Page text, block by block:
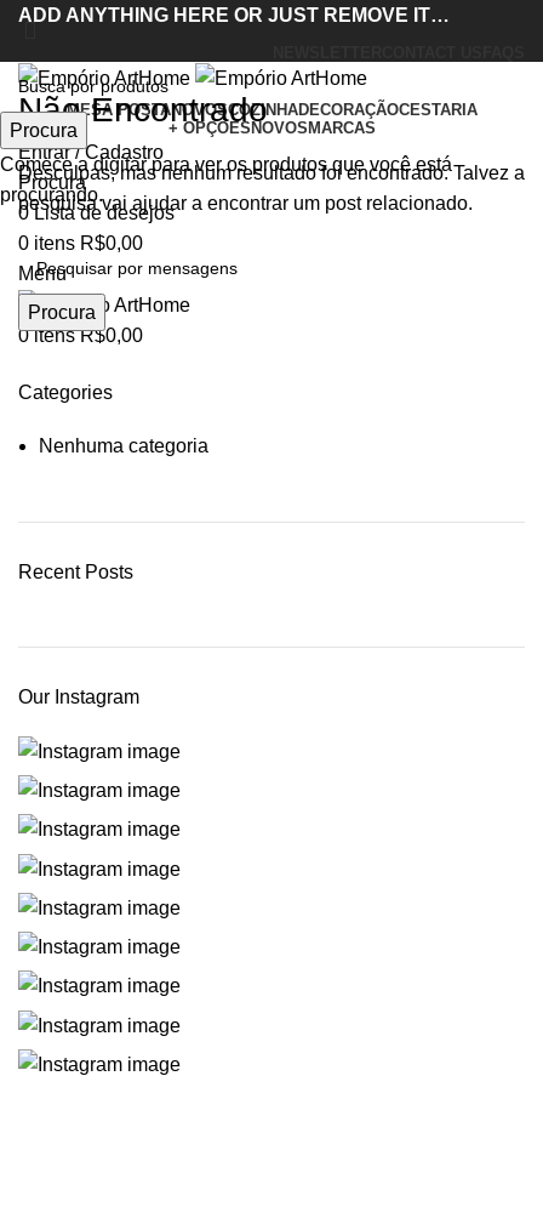
ADD ANYTHING HERE OR JUST REMOVE IT…
MESA POSTANOVOSCOZINHADECORAÇÃOCESTARIA
+ OPÇÕES NOVOS MARCAS
Entrar / Cadastro
Procura
0Lista de desejos
0 itens R$0,00
Menu
0itens R$0,00
Não Encontrado
Desculpas, mas nenhum resultado foi encontrado. Talvez a
pesquisa vai ajudar a encontrar um post relacionado.
Procura
Categories
Nenhuma categoria
Recent Posts
Our Instagram
Procura
Comece a digitar para ver os produtos que você está
procurando.